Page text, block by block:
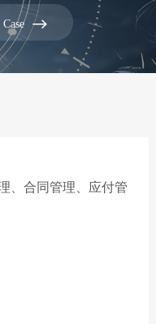

、合同管理、应付管